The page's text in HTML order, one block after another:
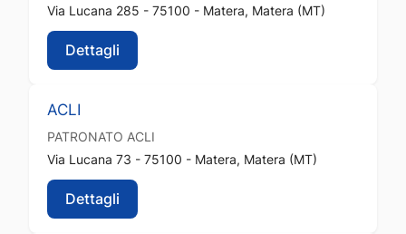
Via Lucana 285 - 75100 - Matera, Matera (MT)
Dettagli
ACLI
PATRONATO ACLI
Via Lucana 73 - 75100 - Matera, Matera (MT)
Dettagli